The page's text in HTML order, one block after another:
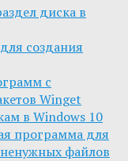
диска в
создания
с
Winget
в Windows 10
программа для
файлов